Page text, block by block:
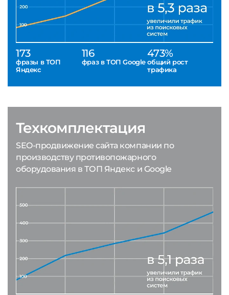
173
фразы в ТОП
Яндекс
116
фраз в ТОП Google
473%
общий рост
трафика
Техкомплектация
SEO-продвижение сайта компании по
производству противопожарного
оборудования в ТОП Яндекс и Google